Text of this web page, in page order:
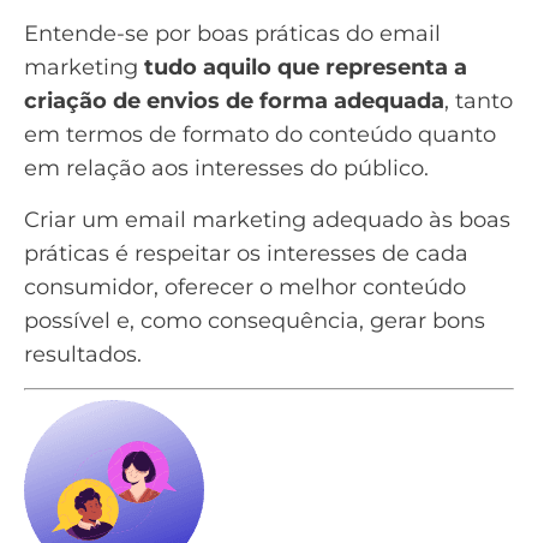
Entende-se por boas práticas do email
marketing tudo aquilo que representa a
criação de envios de forma adequada, tanto
em termos de formato do conteúdo quanto
em relação aos interesses do público.
Criar um email marketing adequado às boas
práticas é respeitar os interesses de cada
consumidor, oferecer o melhor conteúdo
possível e, como consequência, gerar bons
resultados.